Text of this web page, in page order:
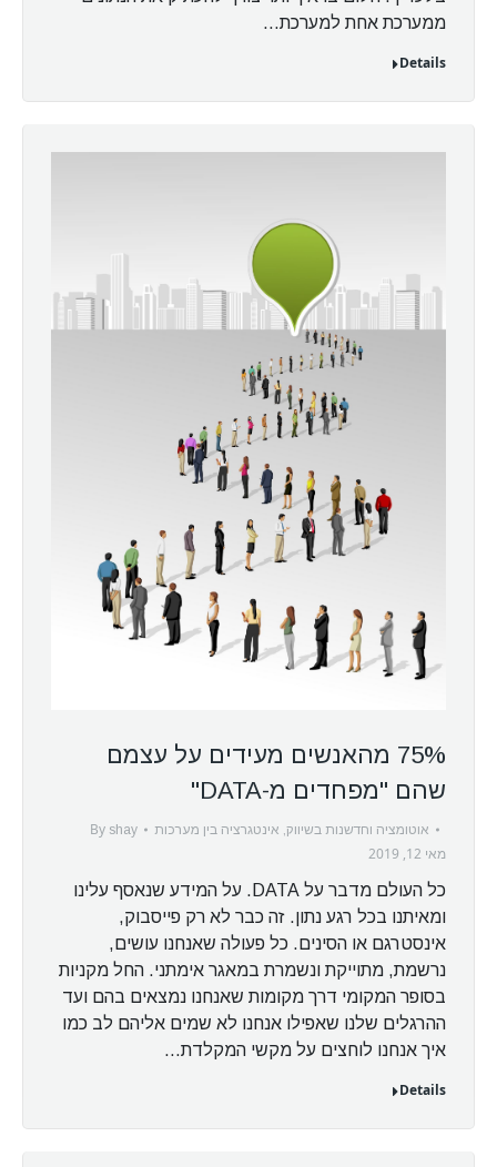
ממערכת אחת למערכת…
Details
75% מהאנשים מעידים על עצמם
שהם "מפחדים מ-DATA"
אוטומציה וחדשנות בשיווק, אינטגרציה בין מערכות By shay
מאי 12, 2019
כל העולם מדבר על DATA. על המידע שנאסף עלינו
ומאיתנו בכל רגע נתון. זה כבר לא רק פייסבוק,
אינסטרגם או הסינים. כל פעולה שאנחנו עושים,
נרשמת, מתוייקת ונשמרת במאגר אימתני. החל מקניות
בסופר המקומי דרך מקומות שאנחנו נמצאים בהם ועד
ההרגלים שלנו שאפילו אנחנו לא שמים אליהם לב כמו
איך אנחנו לוחצים על מקשי המקלדת…
Details